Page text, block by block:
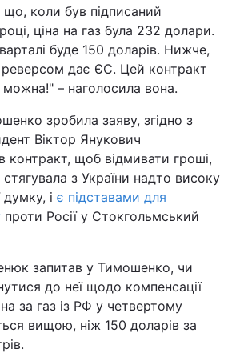
що, коли був підписаний
ціна на газ була 232 долари.
буде 150 доларів. Нижче,
реверсом дає ЄС. Цей контракт
– наголосила вона.
зробила заяву, згідно з
Віктор Янукович
контракт, щоб відмивати гроші,
з України надто високу
думку, і є підставами для
проти Росії у Стокгольмський
запитав у Тимошенко, чи
до неї щодо компенсації
за газ із РФ у четвертому
вищою, ніж 150 доларів за